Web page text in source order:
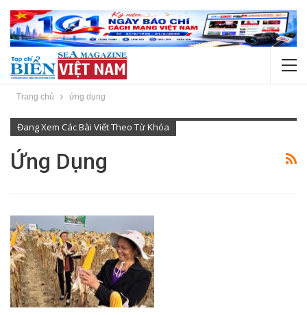
Trang chủ ứng dụng
Đang Xem Các Bài Viết Theo Từ Khóa
Ứng Dụng